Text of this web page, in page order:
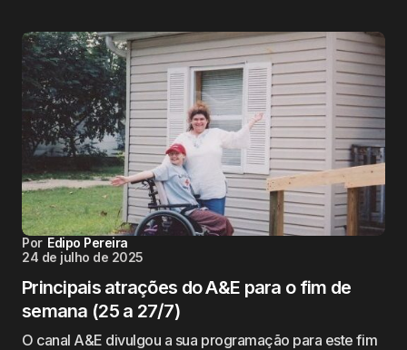
Por Edipo Pereira
24 de julho de 2025
Principais atrações do A&E para o fim de
semana (25 a 27/7)
O canal A&E divulgou a sua programação para este fim